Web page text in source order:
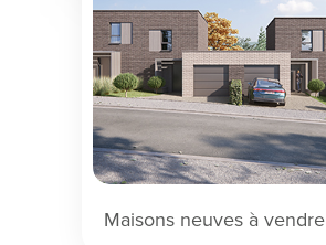
Maisons neuves à vendre